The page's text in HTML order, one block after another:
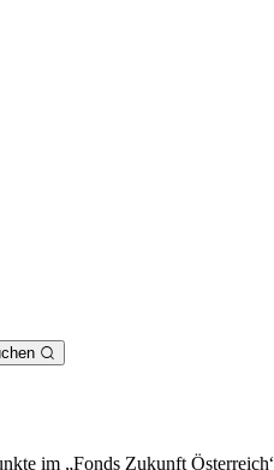
im „Fonds Zukunft